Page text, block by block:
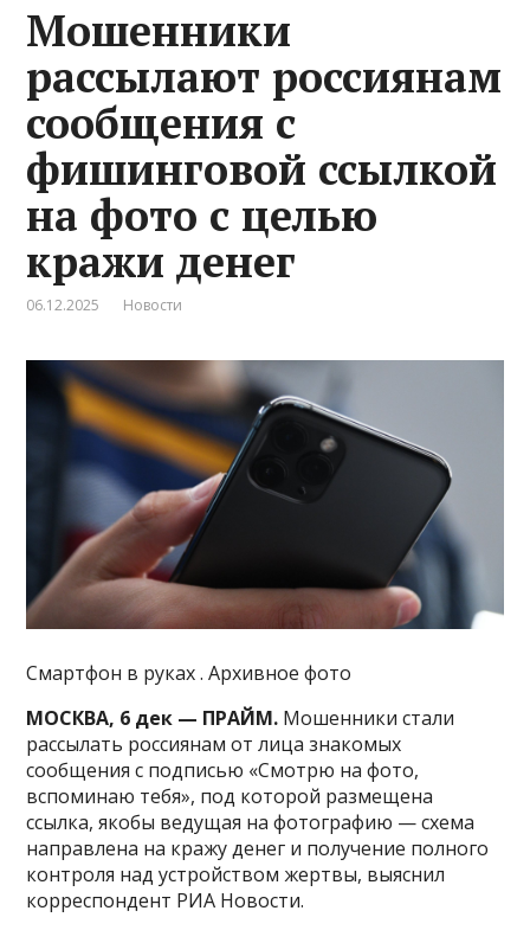
Мошенники
рассылают россиянам
сообщения с
фишинговой ссылкой
на фото с целью
кражи денег
06.12.2025 Новости
Cмартфон в руках . Архивное фото
МОСКВА, 6 дек — ПРАЙМ. Мошенники стали
рассылать россиянам от лица знакомых
сообщения с подписью «Смотрю на фото,
вспоминаю тебя», под которой размещена
ссылка, якобы ведущая на фотографию — схема
направлена на кражу денег и получение полного
контроля над устройством жертвы, выяснил
корреспондент РИА Новости.